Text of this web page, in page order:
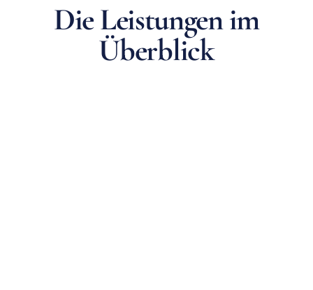
Die Leistungen im
Überblick